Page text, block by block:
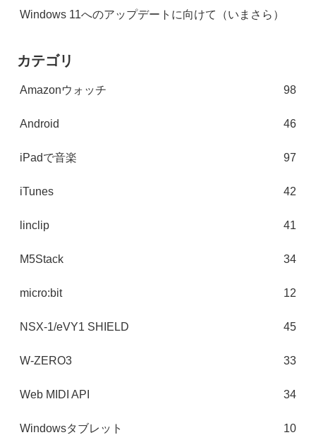
Windows 11へのアップデートに向けて（いまさら）
カテゴリ
Amazonウォッチ 98
Android 46
iPadで音楽 97
iTunes 42
linclip 41
M5Stack 34
micro:bit 12
NSX-1/eVY1 SHIELD 45
W-ZERO3 33
Web MIDI API 34
Windowsタブレット 10